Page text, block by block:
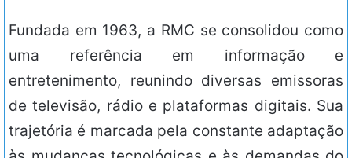
Fundada em 1963, a RMC se consolidou como
uma referência em informação e
entretenimento, reunindo diversas emissoras
de televisão, rádio e plataformas digitais. Sua
trajetória é marcada pela constante adaptação